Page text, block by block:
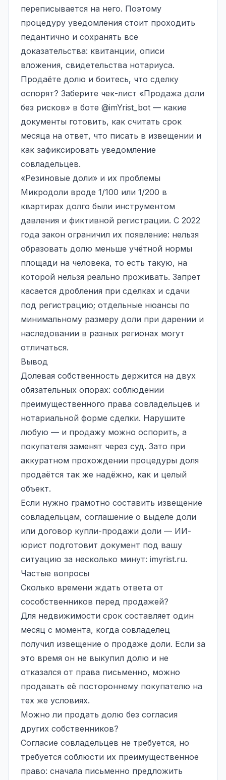
переписывается на него. Поэтому
процедуру уведомления стоит проходить
педантично и сохранять все
доказательства: квитанции, описи
вложения, свидетельства нотариуса.
Продаёте долю и боитесь, что сделку
оспорят? Заберите чек-лист «Продажа доли
без рисков» в боте @imYrist_bot — какие
документы готовить, как считать срок
месяца на ответ, что писать в извещении и
как зафиксировать уведомление
совладельцев.
«Резиновые доли» и их проблемы
Микродоли вроде 1/100 или 1/200 в
квартирах долго были инструментом
давления и фиктивной регистрации. С 2022
года закон ограничил их появление: нельзя
образовать долю меньше учётной нормы
площади на человека, то есть такую, на
которой нельзя реально проживать. Запрет
касается дробления при сделках и сдачи
под регистрацию; отдельные нюансы по
минимальному размеру доли при дарении и
наследовании в разных регионах могут
отличаться.
Вывод
Долевая собственность держится на двух
обязательных опорах: соблюдении
преимущественного права совладельцев и
нотариальной форме сделки. Нарушите
любую — и продажу можно оспорить, а
покупателя заменят через суд. Зато при
аккуратном прохождении процедуры доля
продаётся так же надёжно, как и целый
объект.
Если нужно грамотно составить извещение
совладельцам, соглашение о выделе доли
или договор купли-продажи доли — ИИ-
юрист подготовит документ под вашу
ситуацию за несколько минут: imyrist.ru.
Частые вопросы
Сколько времени ждать ответа от
сособственников перед продажей?
Для недвижимости срок составляет один
месяц с момента, когда совладелец
получил извещение о продаже доли. Если за
это время он не выкупил долю и не
отказался от права письменно, можно
продавать её постороннему покупателю на
тех же условиях.
Можно ли продать долю без согласия
других собственников?
Согласие совладельцев не требуется, но
требуется соблюсти их преимущественное
право: сначала письменно предложить